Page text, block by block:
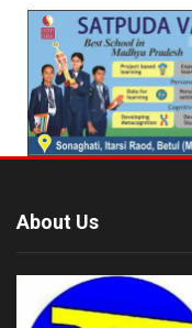
About Us